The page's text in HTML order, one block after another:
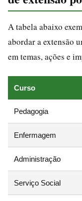
A tabela abaixo
abordar a extensão
em temas, ações e
Curso
Pedagogia
Enfermagem
Administração
Serviço Social